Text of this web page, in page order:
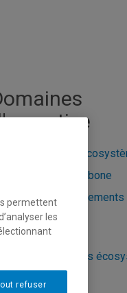
Dynamique des
Dynamique du carbone
Impact des changements
climatiques
Milieux tourbeux
Reconstitution des
anciens
permettent
les
refuser